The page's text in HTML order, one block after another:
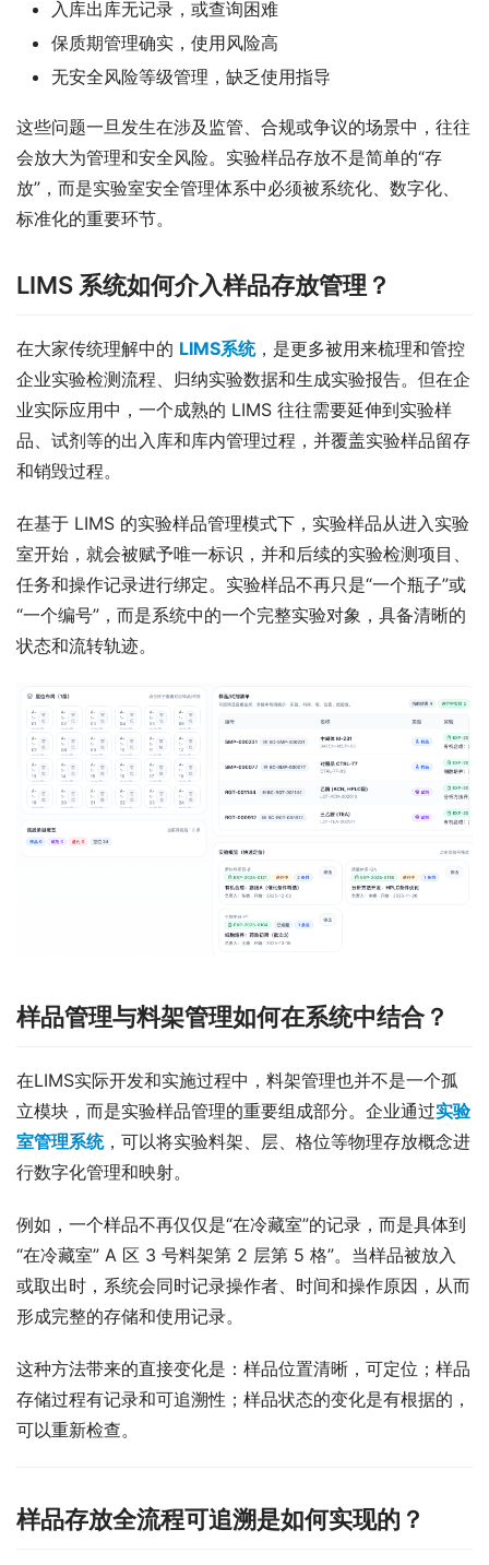
入库出库无记录，或查询困难
保质期管理确实，使用风险高
无安全风险等级管理，缺乏使用指导
这些问题一旦发生在涉及监管、合规或争议的场景中，往往
会放大为管理和安全风险。实验样品存放不是简单的“存
放”，而是实验室安全管理体系中必须被系统化、数字化、
标准化的重要环节。
LIMS 系统如何介入样品存放管理？
在大家传统理解中的 LIMS系统，是更多被用来梳理和管控
企业实验检测流程、归纳实验数据和生成实验报告。但在企
业实际应用中，一个成熟的 LIMS 往往需要延伸到实验样
品、试剂等的出入库和库内管理过程，并覆盖实验样品留存
和销毁过程。
在基于 LIMS 的实验样品管理模式下，实验样品从进入实验
室开始，就会被赋予唯一标识，并和后续的实验检测项目、
任务和操作记录进行绑定。实验样品不再只是“一个瓶子”或
“一个编号”，而是系统中的一个完整实验对象，具备清晰的
状态和流转轨迹。
样品管理与料架管理如何在系统中结合？
在LIMS实际开发和实施过程中，料架管理也并不是一个孤
立模块，而是实验样品管理的重要组成部分。企业通过实验
室管理系统，可以将实验料架、层、格位等物理存放概念进
行数字化管理和映射。
例如，一个样品不再仅仅是“在冷藏室”的记录，而是具体到
“在冷藏室” A 区 3 号料架第 2 层第 5 格”。当样品被放入
或取出时，系统会同时记录操作者、时间和操作原因，从而
形成完整的存储和使用记录。
这种方法带来的直接变化是：样品位置清晰，可定位；样品
存储过程有记录和可追溯性；样品状态的变化是有根据的，
可以重新检查。
样品存放全流程可追溯是如何实现的？